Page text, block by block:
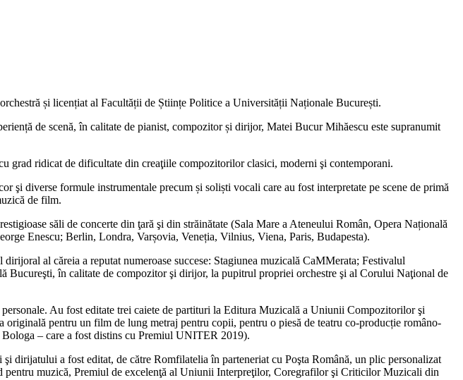
și licențiat al Facultății de Științe Politice a Universității Naționale București.
de scenă, în calitate de pianist, compozitor și dirijor, Matei Bucur Mihăescu este supranumit
grad ridicat de dificultate din creaţiile compozitorilor clasici, moderni şi contemporani.
diverse formule instrumentale precum și soliști vocali care au fost interpretate pe scene de primă
de film.
săli de concerte din ţară şi din străinătate (Sala Mare a Ateneului Român, Opera Națională
Enescu; Berlin, Londra, Varșovia, Veneția, Vilnius, Viena, Paris, Budapesta).
al căreia a reputat numeroase succese: Stagiunea muzicală CaMMerata; Festivalul
Bucureşti, în calitate de compozitor şi dirijor, la pupitrul propriei orchestre şi al Corului Naţional de
Au fost editate trei caiete de partituri la Editura Muzicală a Uniunii Compozitorilor şi
pentru un film de lung metraj pentru copii, pentru o piesă de teatru co-producție româno-
– care a fost distins cu Premiul UNITER 2019).
dirijatului a fost editat, de către Romfilatelia în parteneriat cu Poşta Română, un plic personalizat
muzică, Premiul de excelenţă al Uniunii Interpreţilor, Coregrafilor şi Criticilor Muzicali din